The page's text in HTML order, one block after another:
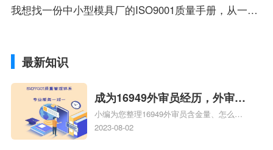
我想找一份中小型模具厂的ISO9001质量手册，从一到四阶的都 要
最新知识
成为16949外审员经历，外审员
16949
小编为您整理16949外审员含金量、怎么才
能成为注册的TS16949:2009的外审员、我
2023-08-02